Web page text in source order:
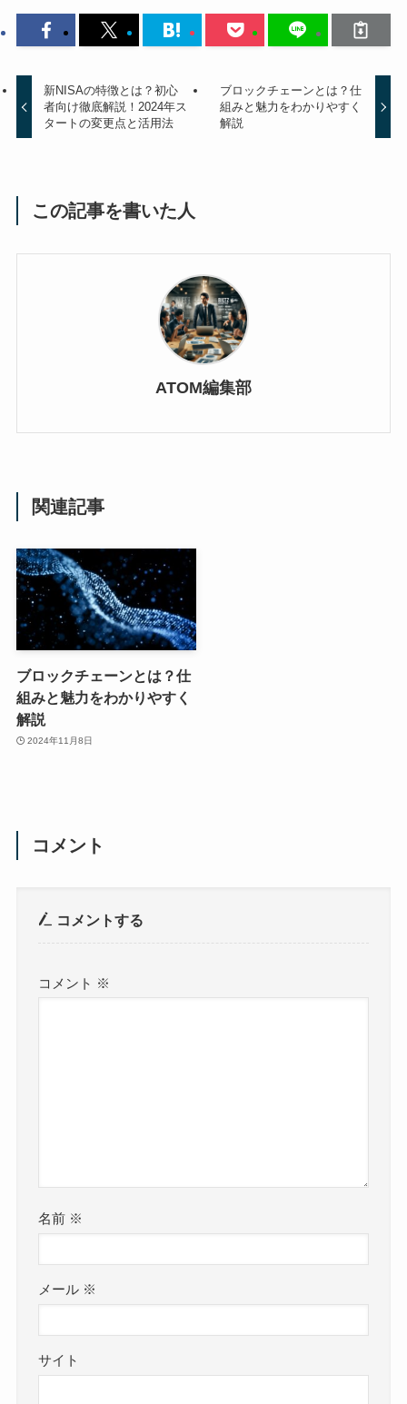
新NISAの特徴とは？初心
者向け徹底解説！2024年ス
タートの変更点と活用法
ブロックチェーンとは？仕
組みと魅力をわかりやすく
解説
この記事を書いた人
ATOM編集部
関連記事
ブロックチェーンとは？仕
組みと魅力をわかりやすく
解説
2024年11月8日
コメント
コメントする
コメント ※
名前 ※
メール ※
サイト